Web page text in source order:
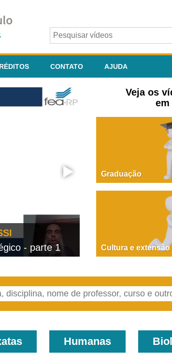
CONTATO AJUDA
- parte 1
Veja os
em
Graduação
Cultura e extensão
Humanas